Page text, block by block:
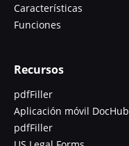
Características
Funciones
Recursos
pdfFiller
Aplicación móvil DocHub
pdfFiller